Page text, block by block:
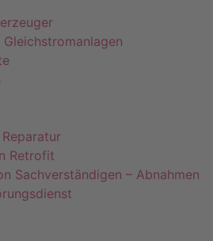
Retrofit
Sachverständigen – Abnahmen